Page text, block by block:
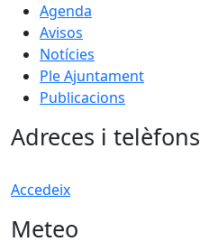
Agenda
Avisos
Notícies
Ple Ajuntament
Publicacions
Adreces i telèfons
Accedeix
Meteo